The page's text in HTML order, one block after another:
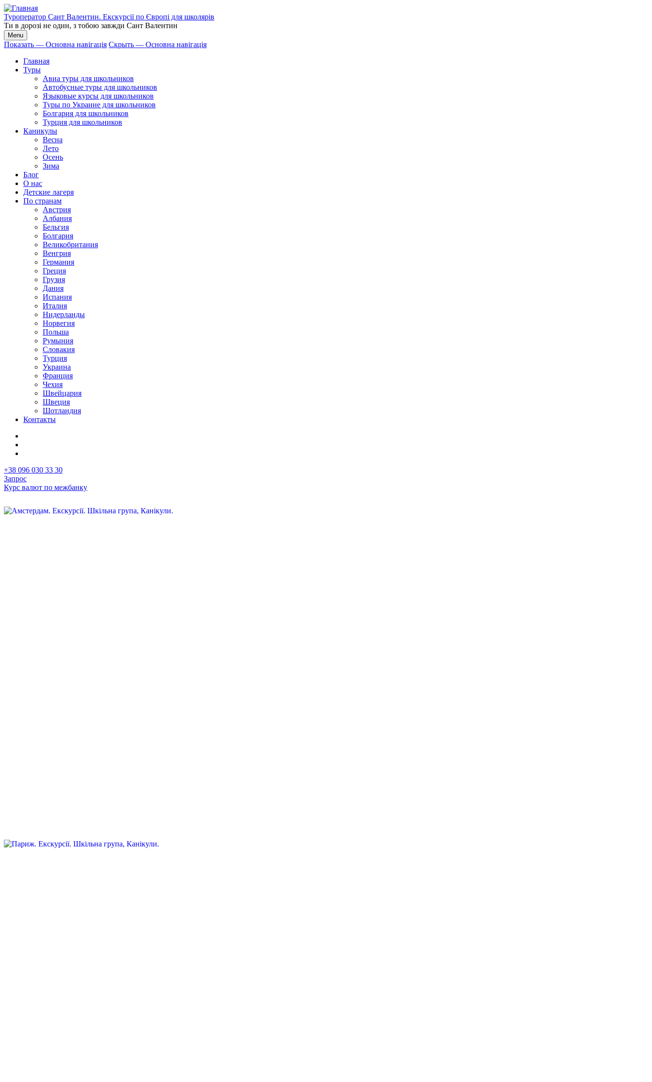
Перейти
к
основному
содержанию
Туроператор Сант Валентин. Екскурсії по Європі для школярів
Ти в дорозі не один, з тобою завжди Сант Валентин
Menu
Основна
навігація
Показать — Основна навігація Скрыть — Основна навігація
Главная
Туры
Авиа туры для школьников
Автобусные туры для школьников
Языковые курсы для школьников
Туры по Украине для школьников
Болгария для школьников
Турция для школьников
Каникулы
Весна
Лето
Осень
Зима
Блог
О нас
Детские лагеря
По странам
Австрия
Албания
Бельгия
Болгария
Великобритания
Венгрия
Германия
Греция
Грузия
Дания
Испания
Италия
Нидерланды
Норвегия
Польша
Румыния
Словакия
Турция
Украина
Франция
Чехия
Швейцария
Швеция
Шотландия
Контакты
+38 096 030 33 30
Запрос
Курс валют по межбанку